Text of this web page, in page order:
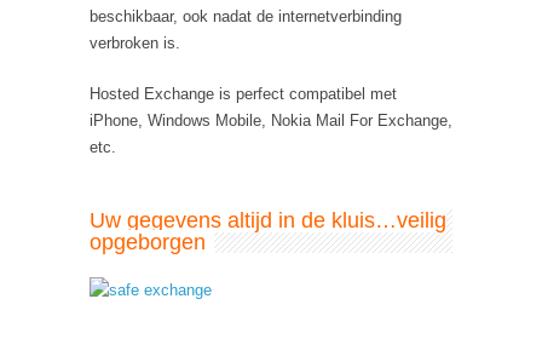
beschikbaar, ook nadat de internetverbinding
verbroken is.
Hosted Exchange is perfect compatibel met
iPhone, Windows Mobile, Nokia Mail For Exchange,
etc.
Uw gegevens altijd in de kluis…veilig
opgeborgen